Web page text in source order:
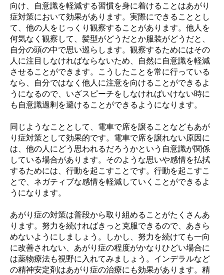
向け、自意識を軽減する習慣を身に着けることはあがり
症対策において効果があります。実際にできることとし
て、他の人をじっくり観察することがあります。他人を
何気なく観察して、髪型がどうだとか服装がどうだと、
自分の頭の中で思い巡らします。観察するためにはその
人に注目しなければならないため、自然に自意識を軽減
させることができます。こうしたことを常に行っている
なら、自分ではなく他人に注意を向けることができるよ
うになるので、いざスピーチをしなければいけない時に
も自意識過剰を避けることができるようになります。
同じようなこととして、電車で席を譲ることなどもあが
り症対策として効果的です。電車で席を譲れない原因に
は、他の人にどう思われるだろうかという自意識が関係
している場合があります。そのような思いや感情を払拭
するためには、行動を起こすことです。行動を起こすこ
とで、ネガティブな感情を軽減していくことができるよ
うになります。
あがり症の対策は普段から取り組めることがたくさんあ
ります。努力を続ければきっと克服できるので、あきら
めないようにしましょう。しかし、努力を続けても一向
に改善されない、あがり症の程度がかなりひどい場合に
は薬物療法も視野に入れてみましょう。インデラルなど
の精神安定剤はあがり症の治療にも効果があります。精